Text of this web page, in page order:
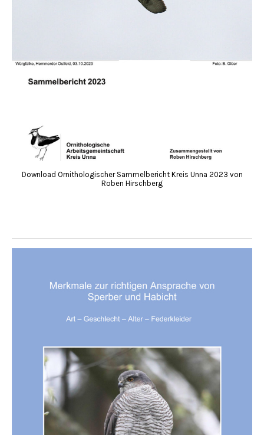
Download Ornithologischer Sammelbericht Kreis Unna 2023 von
Roben Hirschberg